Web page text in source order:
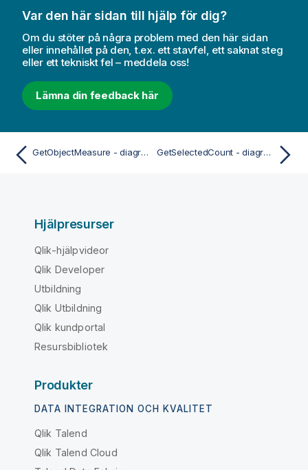
Var den här sidan till hjälp för dig?
Om du stöter på några problem med den här sidan
eller innehållet på den, t.ex. ett stavfel, ett saknat steg
eller ett tekniskt fel – meddela oss!
Lämna din feedback här
GetObjectMeasure - diagramfunktion GetSelectedCount - diagramfunktion
Hjälpresurser
Qlik-hjälpvideor
Qlik Developer
Utbildning
Qlik Utbildning
Qlik kundportal
Resursbibliotek
Produkter
DATA INTEGRATION OCH KVALITET
Qlik Talend
Qlik Talend Cloud